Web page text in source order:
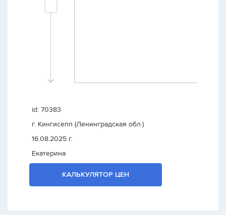
id: 70383
г. Кингисепп (Ленинградская обл.)
16.08.2025 г.
Екатерина
КАЛЬКУЛЯТОР ЦЕН